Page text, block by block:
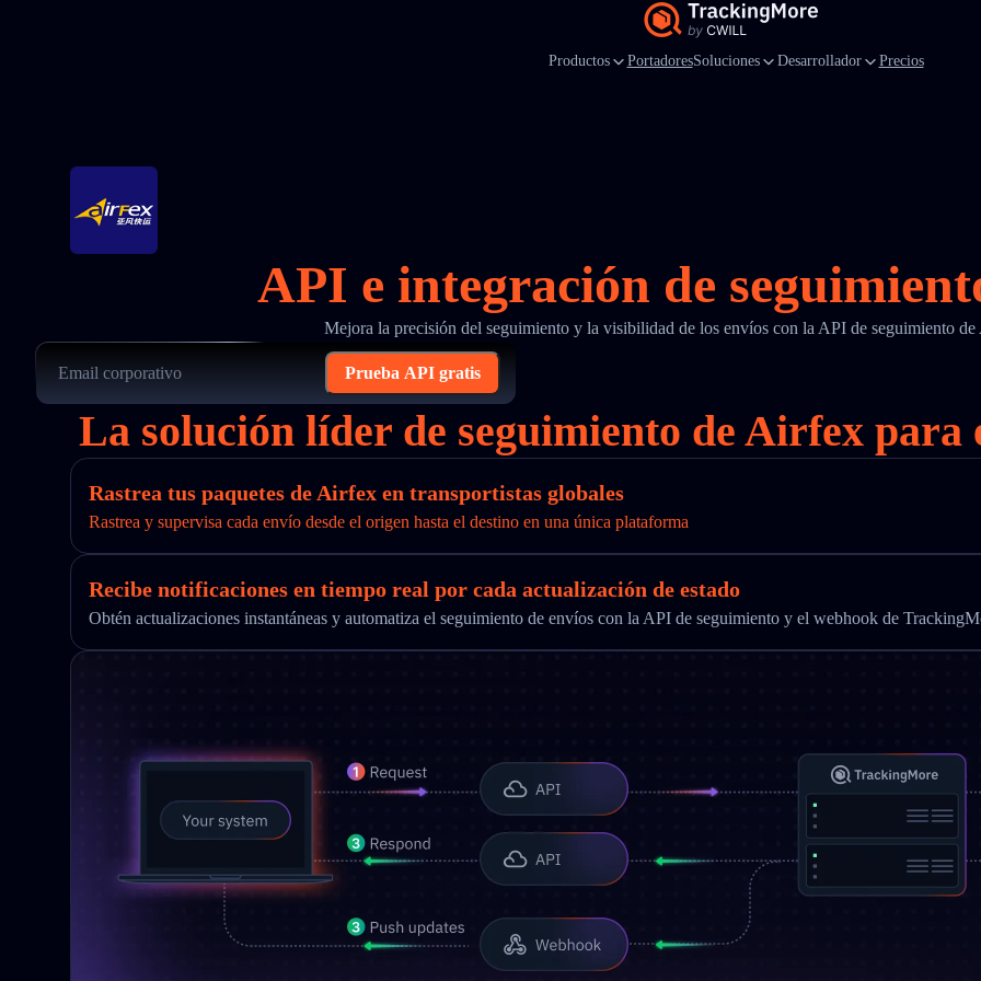
Productos PortadoresSoluciones Desarrollador Precios
API e integración de
Mejora la precisión del seguimiento y la visibilidad de los envíos con la API de seguimiento
Prueba API gratis
La solución líder de seguimiento de Airfex para
Rastrea tus paquetes de Airfex en transportistas globales
Rastrea y supervisa cada envío desde el origen hasta el destino en una única plataforma
Recibe notificaciones en tiempo real por cada actualización de estado
Obtén actualizaciones instantáneas y automatiza el seguimiento de envíos con la API de seguimiento y el webhook de